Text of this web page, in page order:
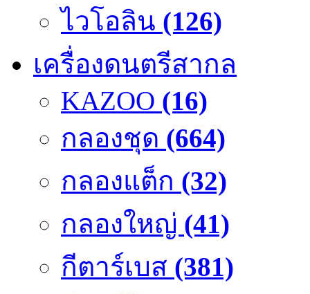
ไวโอลิน (126)
เครื่องดนตรีสากล
KAZOO (16)
กลองชุด (664)
กลองแต็ก (32)
กลองใหญ่ (41)
กีตาร์เบส (381)